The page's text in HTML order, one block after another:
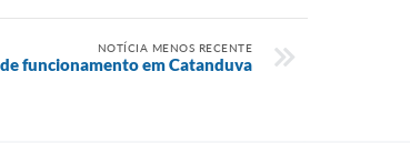
NOTÍCIA MENOS RECENTE
funcionamento em Catanduva